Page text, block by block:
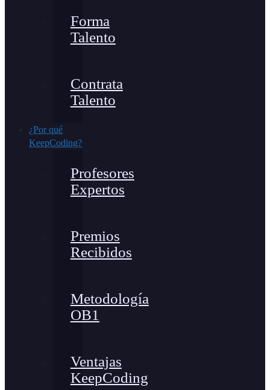
Forma
Talento
Contrata
Talento
¿Por qué
KeepCoding?
Profesores
Expertos
Premios
Recibidos
Metodología
OB1
Ventajas
KeepCoding